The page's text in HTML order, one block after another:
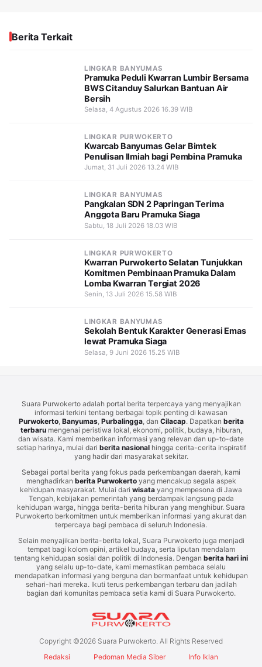
Berita Terkait
LINGKAR BANYUMAS
Pramuka Peduli Kwarran Lumbir Bersama
BWS Citanduy Salurkan Bantuan Air
Bersih
Selasa, 4 Agustus 2026 16.39 WIB
LINGKAR PURWOKERTO
Kwarcab Banyumas Gelar Bimtek
Penulisan Ilmiah bagi Pembina Pramuka
Jumat, 31 Juli 2026 13.24 WIB
LINGKAR BANYUMAS
Pangkalan SDN 2 Papringan Terima
Anggota Baru Pramuka Siaga
Sabtu, 18 Juli 2026 18.03 WIB
LINGKAR PURWOKERTO
Kwarran Purwokerto Selatan Tunjukkan
Komitmen Pembinaan Pramuka Dalam
Lomba Kwarran Tergiat 2026
Senin, 13 Juli 2026 15.58 WIB
LINGKAR BANYUMAS
Sekolah Bentuk Karakter Generasi Emas
lewat Pramuka Siaga
Selasa, 9 Juni 2026 15.25 WIB
Suara Purwokerto adalah portal berita terpercaya yang menyajikan
informasi terkini tentang berbagai topik penting di kawasan
Purwokerto, Banyumas, Purbalingga, dan Cilacap. Dapatkan berita
terbarumengenai peristiwa lokal, ekonomi, politik, budaya, hiburan,
dan wisata. Kami memberikan informasi yang relevan dan up-to-date
setiap harinya, mulai dari berita nasionalhingga cerita-cerita inspiratif
yang hadir dari masyarakat sekitar.
Sebagai portal berita yang fokus pada perkembangan daerah, kami
menghadirkan berita Purwokertoyang mencakup segala aspek
kehidupan masyarakat. Mulai dari wisata yang mempesona di Jawa
Tengah, kebijakan pemerintah yang berdampak langsung pada
kehidupan warga, hingga berita-berita hiburan yang menghibur. Suara
Purwokerto berkomitmen untuk memberikan informasi yang akurat dan
terpercaya bagi pembaca di seluruh Indonesia.
Selain menyajikan berita-berita lokal, Suara Purwokerto juga menjadi
tempat bagi kolom opini, artikel budaya, serta liputan mendalam
tentang kehidupan sosial dan politik di Indonesia. Dengan berita hari ini
yang selalu up-to-date, kami memastikan pembaca selalu
mendapatkan informasi yang berguna dan bermanfaat untuk kehidupan
sehari-hari mereka. Ikuti terus perkembangan terbaru dan jadilah
bagian dari komunitas pembaca setia kami di Suara Purwokerto.
Copyright ©2026 Suara Purwokerto. All Rights Reserved
Redaksi
Pedoman Media Siber Info Iklan